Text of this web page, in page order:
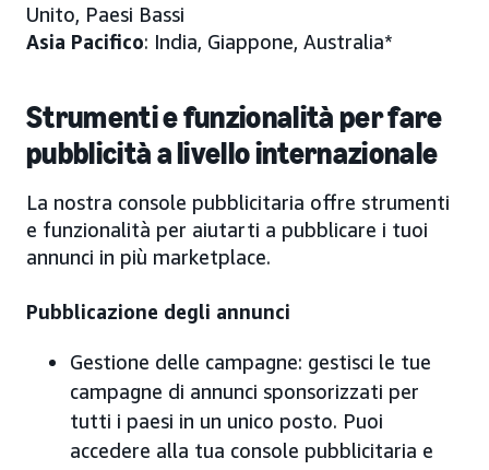
Unito, Paesi Bassi
Asia Pacifico: India, Giappone, Australia*
Strumenti e funzionalità per fare
pubblicità a livello internazionale
La nostra console pubblicitaria offre strumenti
e funzionalità per aiutarti a pubblicare i tuoi
annunci in più marketplace.
Pubblicazione degli annunci
Gestione delle campagne: gestisci le tue
campagne di annunci sponsorizzati per
tutti i paesi in un unico posto. Puoi
accedere alla tua console pubblicitaria e